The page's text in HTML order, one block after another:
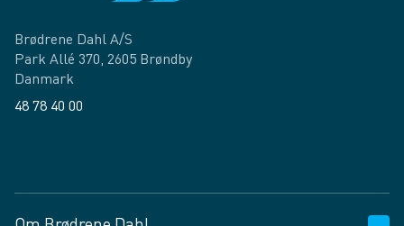
Brødrene Dahl A/S
Park Allé 370, 2605 Brøndby
Danmark
48 78 40 00